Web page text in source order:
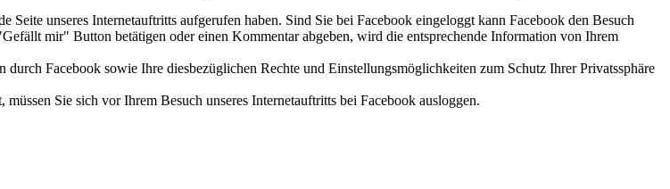
unseres Internetauftritts aufgerufen haben. Sind Sie bei Facebook eingeloggt kann Facebook den Besuch
mir" Button betätigen oder einen Kommentar abgeben, wird die entsprechende Information von Ihrem
Facebook sowie Ihre diesbezüglichen Rechte und Einstellungsmöglichkeiten zum Schutz Ihrer Privatssphäre
Sie sich vor Ihrem Besuch unseres Internetauftritts bei Facebook ausloggen.